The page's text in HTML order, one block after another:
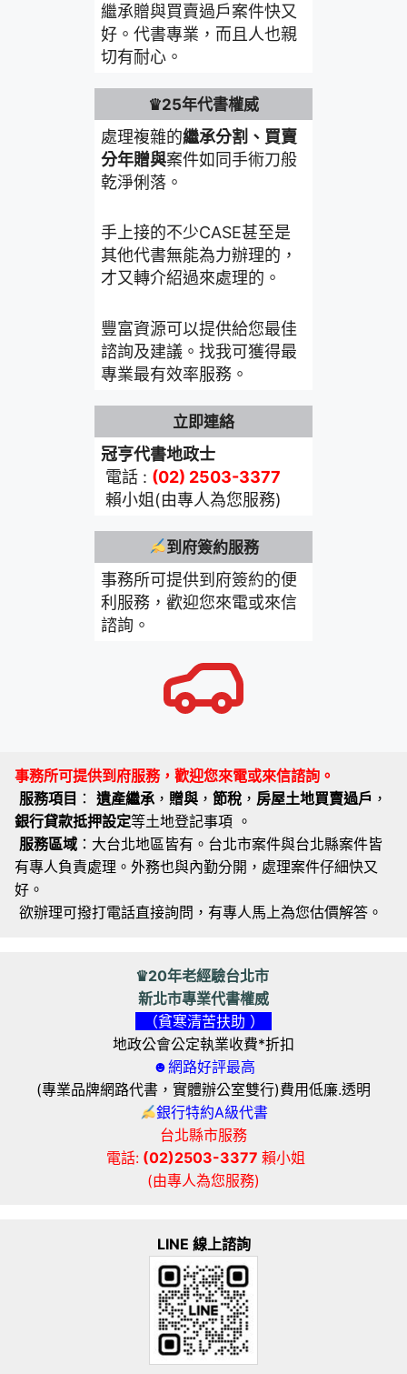
繼承贈與買賣過戶案件快又
好。代書專業，而且人也親
切有耐心。
♛25年代書權威
處理複雜的繼承分割、買賣
分年贈與案件如同手術刀般
乾淨俐落。
手上接的不少CASE甚至是
其他代書無能為力辦理的，
才又轉介紹過來處理的。
豐富資源可以提供給您最佳
諮詢及建議。找我可獲得最
專業最有效率服務。
立即連絡
冠亨代書地政士
電話 : (02) 2503-3377
賴小姐(由專人為您服務)
到府簽約服務
事務所可提供到府簽約的便
利服務，歡迎您來電或來信
諮詢。
事務所可提供到府服務，歡迎您來電或來信諮詢。
服務項目 ： 遺產繼承 ， 贈與 ， 節稅 ， 房屋土地買賣過戶 ，
銀行貸款抵押設定等土地登記事項 。
服務區域 ：大台北地區皆有。台北市案件與台北縣案件皆
有專人負責處理。外務也與內勤分開，處理案件仔細快又
好。
欲辦理可撥打電話直接詢問，有專人馬上為您估價解答。
♛20年老經驗台北市
新北市專業代書權威
（貧寒清苦扶助 ）
地政公會公定執業收費*折扣
☻網路好評最高
(專業品牌網路代書，實體辦公室雙行)費用低廉.透明
銀行特約A級代書
台北縣市服務
電話: (02)2503-3377 賴小姐
(由專人為您服務)
LINE 線上諮詢